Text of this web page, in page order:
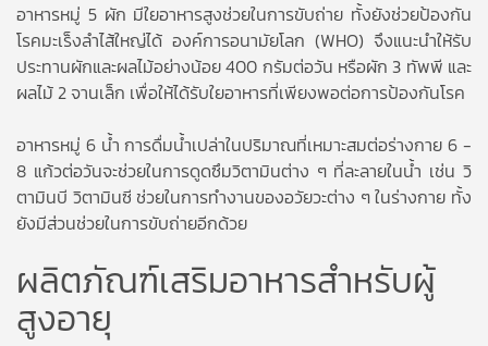
อาหารหมู่ 5 ผัก มีใยอาหารสูงช่วยในการขับถ่าย ทั้งยังช่วยป้องกัน
โรคมะเร็งลำไส้ใหญ่ได้ องค์การอนามัยโลก (WHO) จึงแนะนำให้รับ
ประทานผักและผลไม้อย่างน้อย 400 กรัมต่อวัน หรือผัก 3 ทัพพี และ
ผลไม้ 2 จานเล็ก เพื่อให้ได้รับใยอาหารที่เพียงพอต่อการป้องกันโรค
อาหารหมู่ 6 น้ำ การดื่มน้ำเปล่าในปริมาณที่เหมาะสมต่อร่างกาย 6 -
8 แก้วต่อวันจะช่วยในการดูดซึมวิตามินต่าง ๆ ที่ละลายในน้ำ เช่น วิ
ตามินบี วิตามินซี ช่วยในการทำงานของอวัยวะต่าง ๆ ในร่างกาย ทั้ง
ยังมีส่วนช่วยในการขับถ่ายอีกด้วย
ผลิตภัณฑ์เสริมอาหารสำหรับผู้
สูงอายุ